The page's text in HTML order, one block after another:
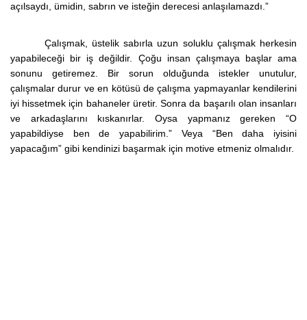
açılsaydı, ümidin, sabrın ve isteğin derecesi anlaşılamazdı.”
Çalışmak, üstelik sabırla uzun soluklu çalışmak herkesin
yapabileceği bir iş değildir. Çoğu insan çalışmaya başlar ama
sonunu getiremez. Bir sorun olduğunda istekler unutulur,
çalışmalar durur ve en kötüsü de çalışma yapmayanlar kendilerini
iyi hissetmek için bahaneler üretir. Sonra da başarılı olan insanları
ve arkadaşlarını kıskanırlar. Oysa yapmanız gereken “O
yapabildiyse ben de yapabilirim.” Veya “Ben daha iyisini
yapacağım” gibi kendinizi başarmak için motive etmeniz olmalıdır.